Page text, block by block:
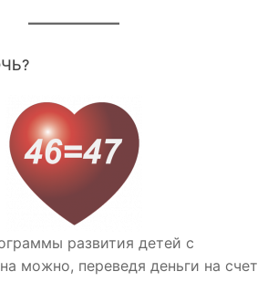
развития детей с
можно, переведя деньги на счет